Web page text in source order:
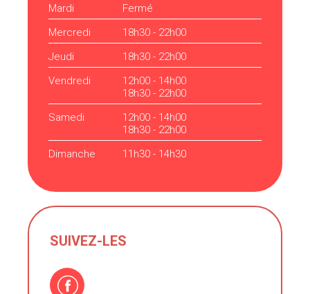
Mardi
Fermé
Mercredi
18h30 - 22h00
Jeudi
18h30 - 22h00
Vendredi
12h00 - 14h00
18h30 - 22h00
Samedi
12h00 - 14h00
18h30 - 22h00
Dimanche
11h30 - 14h30
SUIVEZ-LES